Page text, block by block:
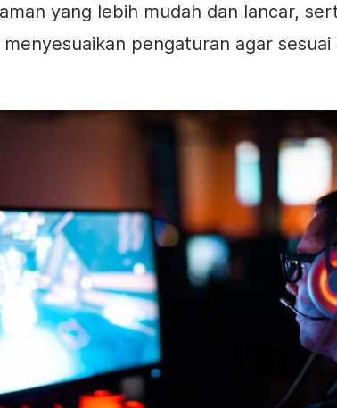
yang lebih mudah dan lancar,
pengaturan agar sesuai